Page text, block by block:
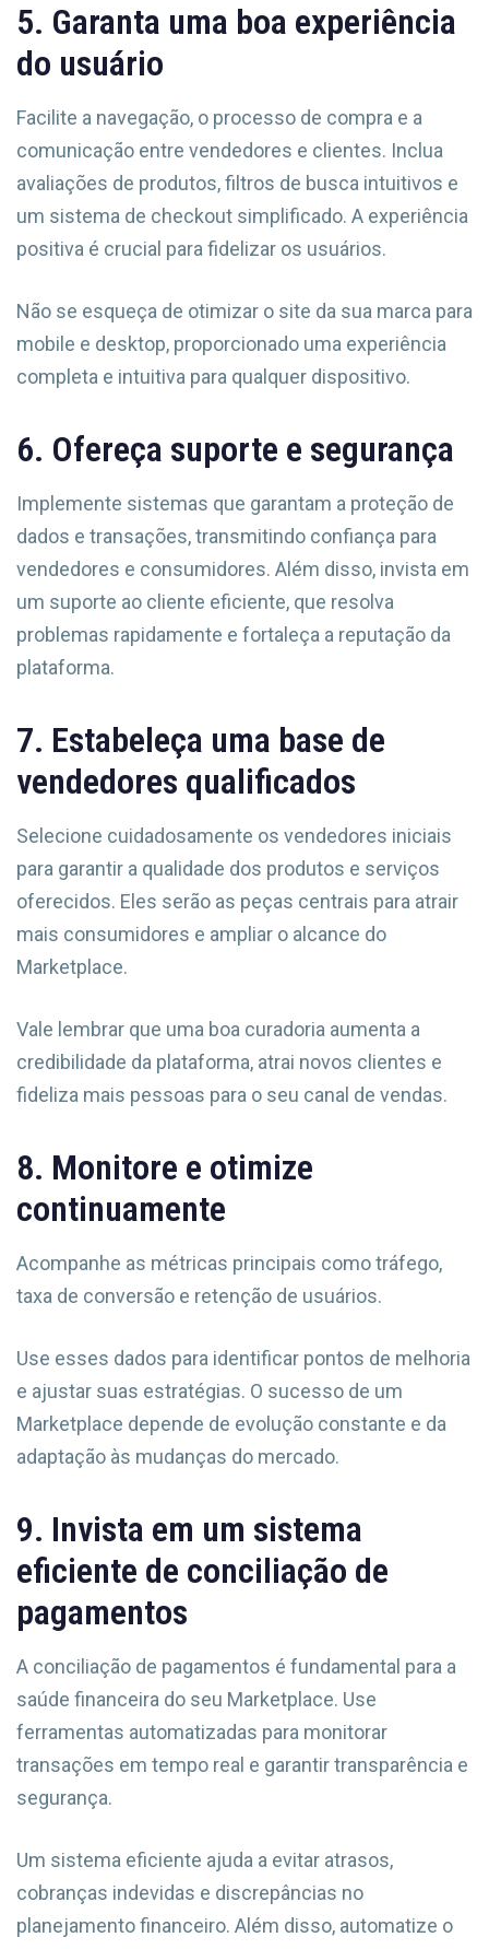
5. Garanta uma boa experiência
do usuário
Facilite a navegação, o processo de compra e a
comunicação entre vendedores e clientes. Inclua
avaliações de produtos, filtros de busca intuitivos e
um sistema de checkout simplificado. A experiência
positiva é crucial para fidelizar os usuários.
Não se esqueça de otimizar o site da sua marca para
mobile e desktop, proporcionado uma experiência
completa e intuitiva para qualquer dispositivo.
6. Ofereça suporte e segurança
Implemente sistemas que garantam a proteção de
dados e transações, transmitindo confiança para
vendedores e consumidores. Além disso, invista em
um suporte ao cliente eficiente, que resolva
problemas rapidamente e fortaleça a reputação da
plataforma.
7. Estabeleça uma base de
vendedores qualificados
Selecione cuidadosamente os vendedores iniciais
para garantir a qualidade dos produtos e serviços
oferecidos. Eles serão as peças centrais para atrair
mais consumidores e ampliar o alcance do
Marketplace.
Vale lembrar que uma boa curadoria aumenta a
credibilidade da plataforma, atrai novos clientes e
fideliza mais pessoas para o seu canal de vendas.
8. Monitore e otimize
continuamente
Acompanhe as métricas principais como tráfego,
taxa de conversão e retenção de usuários.
Use esses dados para identificar pontos de melhoria
e ajustar suas estratégias. O sucesso de um
Marketplace depende de evolução constante e da
adaptação às mudanças do mercado.
9. Invista em um sistema
eficiente de conciliação de
pagamentos
A conciliação de pagamentos é fundamental para a
saúde financeira do seu Marketplace. Use
ferramentas automatizadas para monitorar
transações em tempo real e garantir transparência e
segurança.
Um sistema eficiente ajuda a evitar atrasos,
cobranças indevidas e discrepâncias no
planejamento financeiro. Além disso, automatize o